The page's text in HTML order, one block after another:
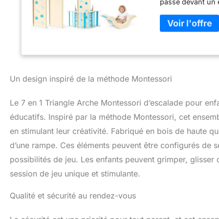
passé devant un
parfaits pour
petits sont un
une planche et
toxique et
sans bavures.
d'intérieur
solidement
triangulaire est
hauteur entre la
ainsi que les
triangulaire est
Un design inspiré de la méthode Montessori
Le 7 en 1 Triangle Arche Montessori d’escalade pour
éducatifs. Inspiré par la méthode Montessori, cet
en stimulant leur créativité. Fabriqué en bois de haute
d’une rampe. Ces éléments peuvent être configurés
possibilités de jeu. Les enfants peuvent grimper,
session de jeu unique et stimulante.
Qualité et sécurité au rendez-vous